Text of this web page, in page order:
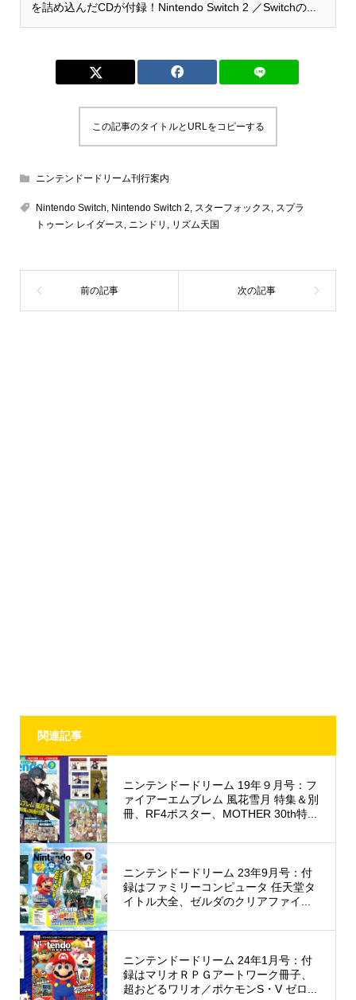
を詰め込んだCDが付録！Nintendo Switch 2 ／Switchの...
この記事のタイトルとURLをコピーする
ニンテンドードリーム刊行案内
Nintendo Switch, Nintendo Switch 2, スターフォックス, スプラ
トゥーン レイダース, ニンドリ , リズム天国
関連記事
ニンテンドードリーム 19年９月号：フ
ァイアーエムブレム 風花雪月 特集＆別
冊、RF4ポスター、MOTHER 30th特...
ニンテンドードリーム 23年9月号：付
録はファミリーコンピュータ 任天堂タ
イトル大全、ゼルダのクリアファイ...
ニンテンドードリーム 24年1月号：付
録はマリオＲＰＧアートワーク冊子、
超おどるワリオ／ポケモンS・V ゼロ...